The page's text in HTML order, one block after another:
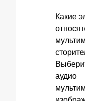
Какие
аудио